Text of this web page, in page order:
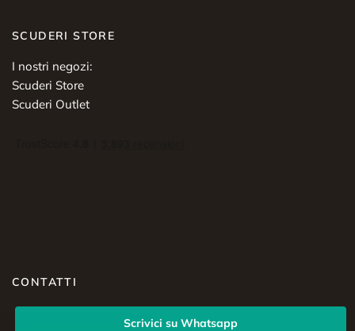
SCUDERI STORE
I nostri negozi:
Scuderi Store
Scuderi Outlet
CONTATTI
Scrivici su Whatsapp